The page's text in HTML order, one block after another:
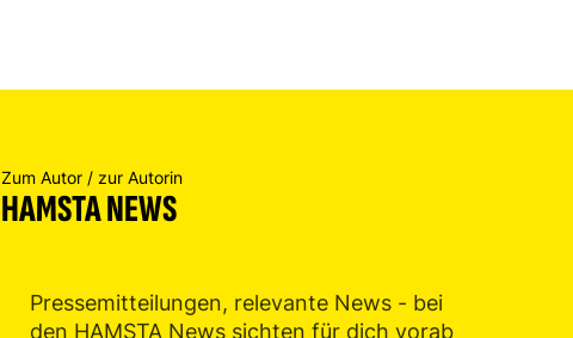
Zum Autor / zur Autorin
HAMSTA NEWS
Pressemitteilungen, relevante News - bei
den HAMSTA News sichten für dich vorab